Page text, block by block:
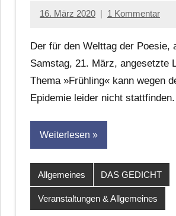
16. März 2020
Jan-
Hornauer
für
dasgedichtblog
1 Kommentar
Der für den Welttag der Poesie,
Samstag, 21. März, angesetzte
Thema »Frühling« kann wegen
Epidemie leider nicht
Weiterlesen
Allgemeines DAS GEDICHT
Veranstaltungen & Allgemeines